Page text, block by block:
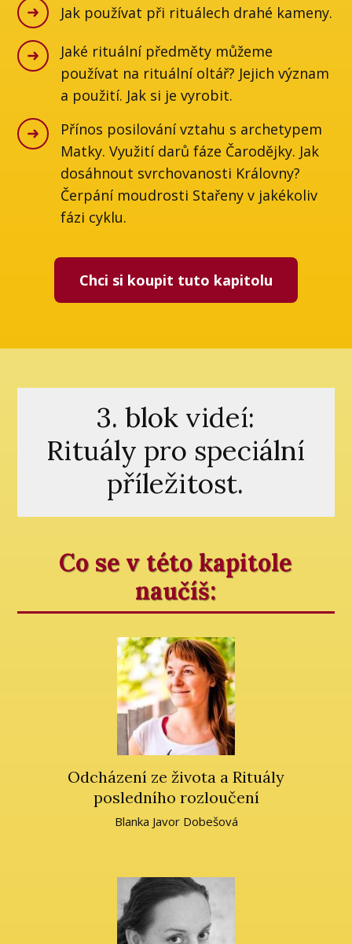
Jak používat při rituálech drahé kameny.
Jaké rituální předměty můžeme
používat na rituální oltář? Jejich význam
a použití. Jak si je vyrobit.
Přínos posilování vztahu s archetypem
Matky. Využití darů fáze Čarodějky. Jak
dosáhnout svrchovanosti Královny?
Čerpání moudrosti Stařeny v jakékoliv
fázi cyklu.
Chci si koupit tuto kapitolu
3. blok videí:
Rituály pro speciální
příležitost.
Co se v této kapitole
naučíš:
Odcházení ze života a Rituály
posledního rozloučení
Blanka Javor Dobešová